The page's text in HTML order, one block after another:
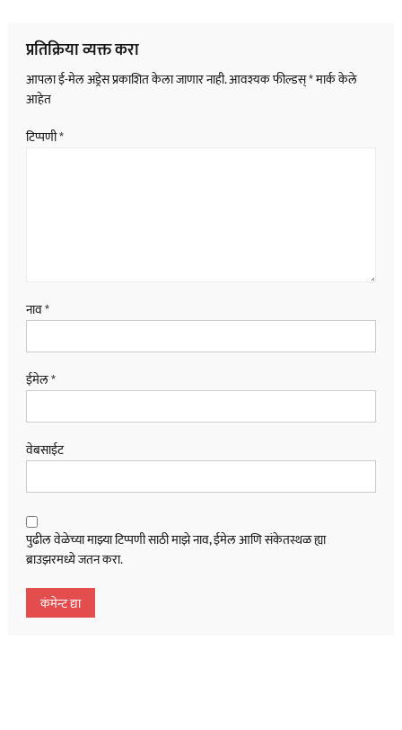
प्रतिक्रिया व्यक्त करा
आपला ई-मेल अड्रेस प्रकाशित केला जाणार नाही.आवश्यक फील्डस्*मार्क केले
आहेत
टिप्पणी*
नाव*
ईमेल*
वेबसाईट
पुढील वेळेच्या माझ्या टिप्पणी साठी माझे नाव, ईमेल आणि संकेतस्थळ ह्या
ब्राउझरमध्ये जतन करा.